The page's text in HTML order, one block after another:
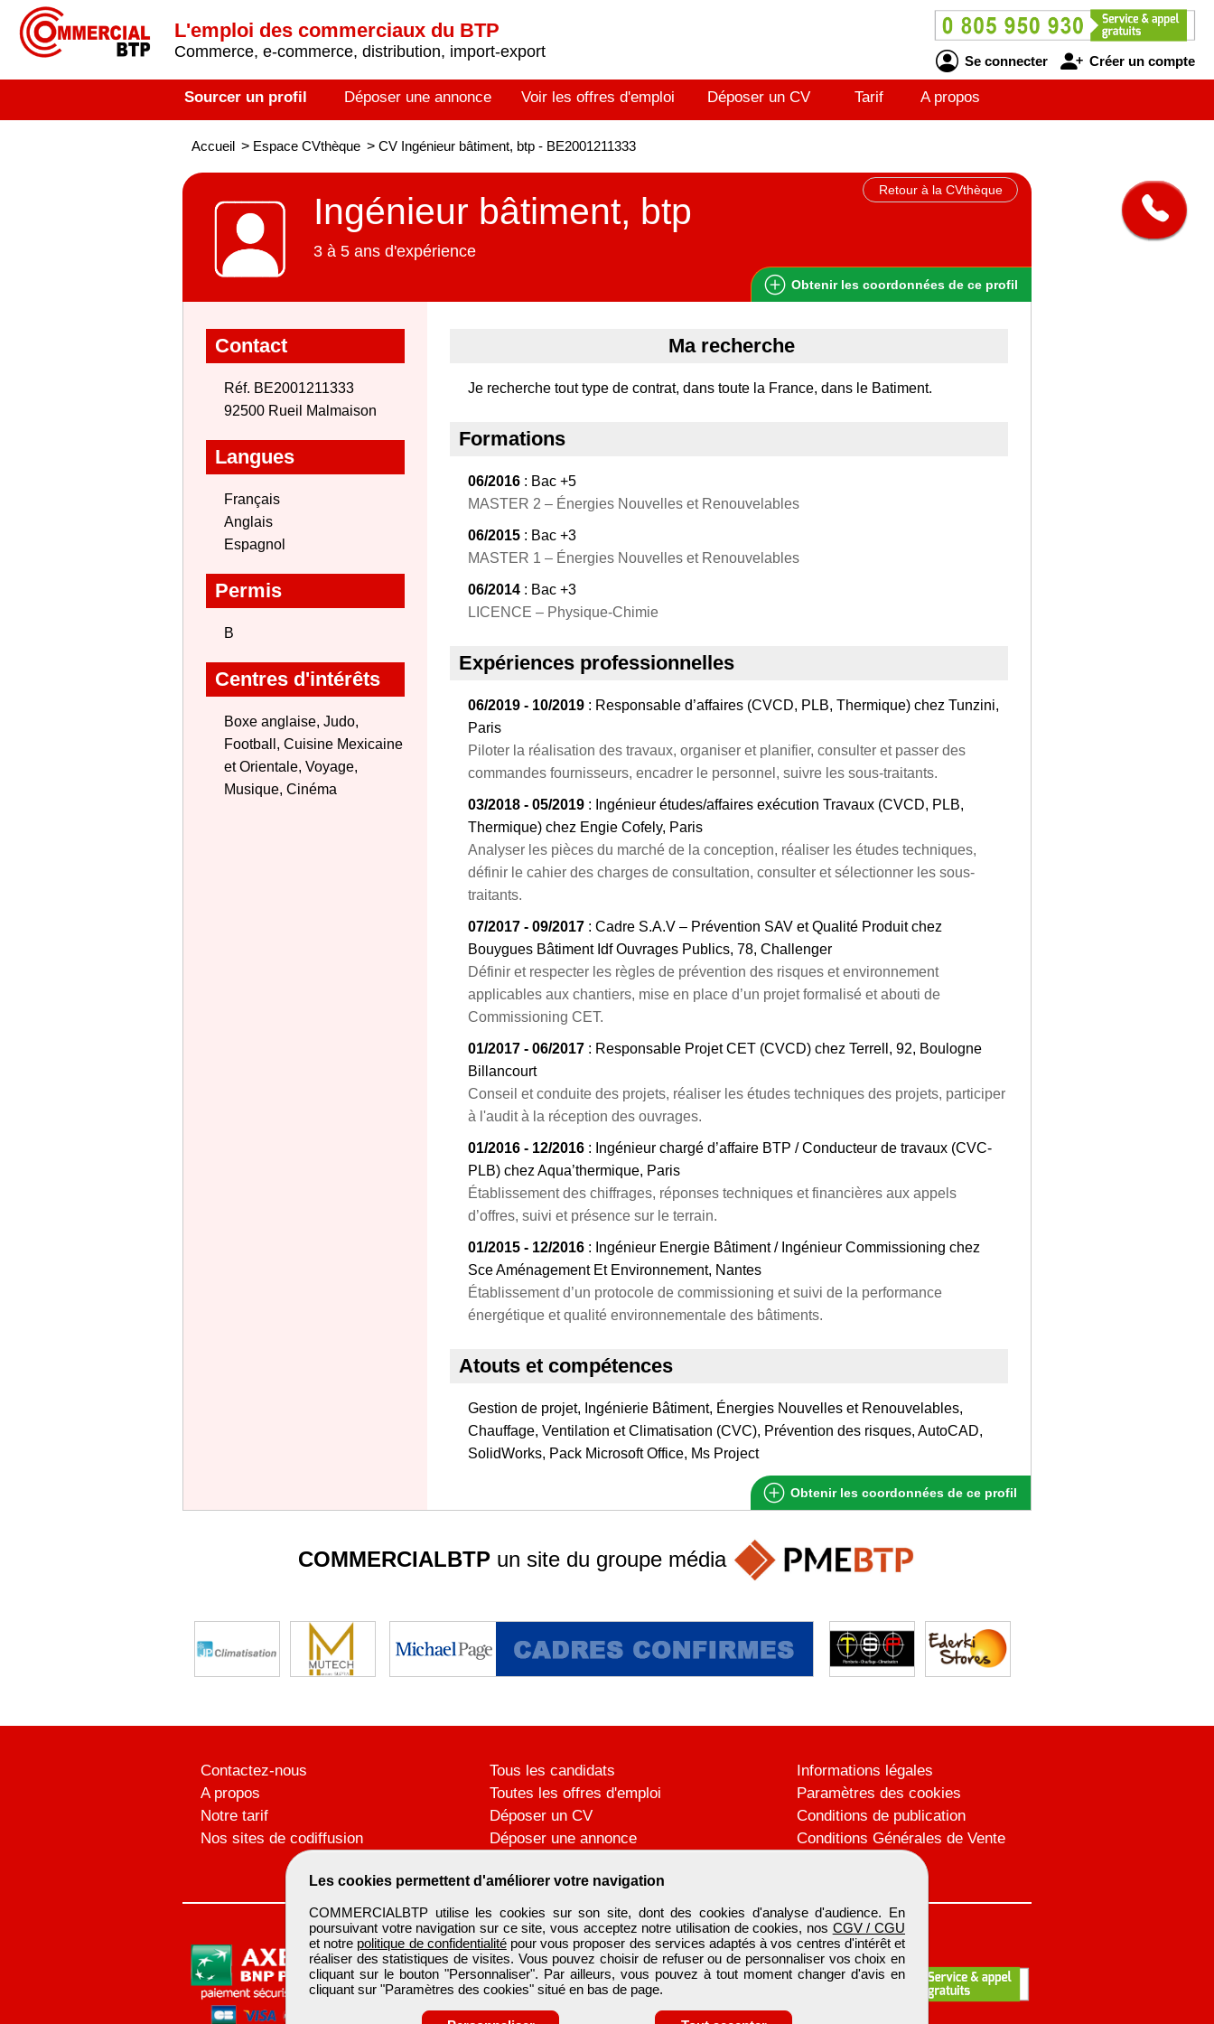
L'emploi des commerciaux du BTP
Commerce, e-commerce, distribution, import-export
Se connecter Créer un compte
Sourcer un profil Déposer une annonce Voir les offres d'emploi Déposer un CV Tarif A propos
Accueil > Espace CVthèque > CV Ingénieur bâtiment, btp - BE2001211333
Retour à la CVthèque
Ingénieur bâtiment, btp
3 à 5 ans d'expérience
Obtenir les coordonnées de ce profil
Contact
Réf. BE2001211333
92500 Rueil Malmaison
Langues
Français
Anglais
Espagnol
Permis
B
Centres d'intérêts
Boxe anglaise, Judo,
Football, Cuisine Mexicaine
et Orientale, Voyage,
Musique, Cinéma
Ma recherche
Je recherche tout type de contrat, dans toute la France, dans le Batiment.
Formations
06/2016 : Bac +5
MASTER 2 – Énergies Nouvelles et Renouvelables
06/2015 : Bac +3
MASTER 1 – Énergies Nouvelles et Renouvelables
06/2014 : Bac +3
LICENCE – Physique-Chimie
Expériences professionnelles
06/2019 - 10/2019 : Responsable d’affaires (CVCD, PLB, Thermique) chez Tunzini,
Paris
Piloter la réalisation des travaux, organiser et planifier, consulter et passer des
commandes fournisseurs, encadrer le personnel, suivre les sous-traitants.
03/2018 - 05/2019 : Ingénieur études/affaires exécution Travaux (CVCD, PLB,
Thermique) chez Engie Cofely, Paris
Analyser les pièces du marché de la conception, réaliser les études techniques,
définir le cahier des charges de consultation, consulter et sélectionner les sous-
traitants.
07/2017 - 09/2017 : Cadre S.A.V – Prévention SAV et Qualité Produit chez
Bouygues Bâtiment Idf Ouvrages Publics, 78, Challenger
Définir et respecter les règles de prévention des risques et environnement
applicables aux chantiers, mise en place d’un projet formalisé et abouti de
Commissioning CET.
01/2017 - 06/2017 : Responsable Projet CET (CVCD) chez Terrell, 92, Boulogne
Billancourt
Conseil et conduite des projets, réaliser les études techniques des projets, participer
à l'audit à la réception des ouvrages.
01/2016 - 12/2016 : Ingénieur chargé d’affaire BTP / Conducteur de travaux (CVC-
PLB) chez Aqua’thermique, Paris
Établissement des chiffrages, réponses techniques et financières aux appels
d’offres, suivi et présence sur le terrain.
01/2015 - 12/2016 : Ingénieur Energie Bâtiment / Ingénieur Commissioning chez
Sce Aménagement Et Environnement, Nantes
Établissement d’un protocole de commissioning et suivi de la performance
énergétique et qualité environnementale des bâtiments.
Atouts et compétences
Gestion de projet, Ingénierie Bâtiment, Énergies Nouvelles et Renouvelables,
Chauffage, Ventilation et Climatisation (CVC), Prévention des risques, AutoCAD,
SolidWorks, Pack Microsoft Office, Ms Project
Obtenir les coordonnées de ce profil
Les cookies permettent d'améliorer votre navigation
COMMERCIALBTP utilise les cookies sur son site, dont des cookies d'analyse d'audience. En
poursuivant votre navigation sur ce site, vous acceptez notre utilisation de cookies, nos CGV / CGU
et notre politique de confidentialitépour vous proposer des services adaptés à vos centres d'intérêt et
réaliser des statistiques de visites. Vous pouvez choisir de refuser ou de personnaliser vos choix en
cliquant sur le bouton "Personnaliser". Par ailleurs, vous pouvez à tout moment changer d'avis en
cliquant sur "Paramètres des cookies" situé en bas de page.
COMMERCIALBTP un site du groupe média
Contactez-nous
A propos
Notre tarif
Nos sites de codiffusion
Tous les candidats
Toutes les offres d'emploi
Déposer un CV
Déposer une annonce
Informations légales
Paramètres des cookies
Conditions de publication
Conditions Générales de Vente